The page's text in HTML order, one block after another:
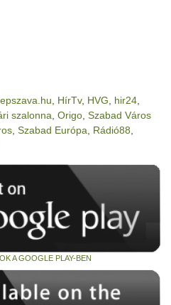
HírTv, HVG hir24
szalonna Origo Szabad Város
Szabad Európa Rádió88
A GOOGLE PLAY-BEN